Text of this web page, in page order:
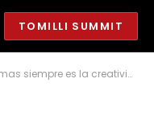
TOMILLI SUMMIT
sea en la publicidad o en la vida.